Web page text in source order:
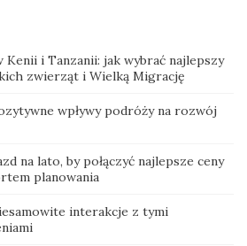
Kenii i Tanzanii: jak wybrać najlepszy
zwierząt i Wielką Migrację
wpływy podróży na rozwój
na lato, by połączyć najlepsze ceny
planowania
interakcje z tymi